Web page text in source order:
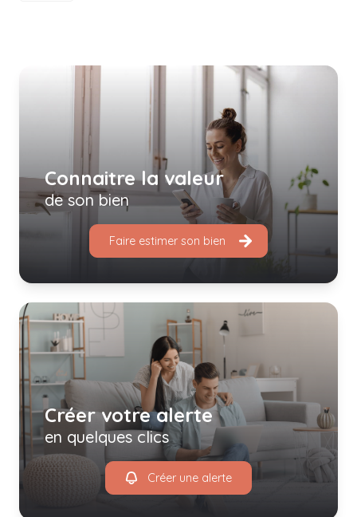
Connaitre la valeur
de son bien
Faire estimer son bien
Créer votre alerte
en quelques clics
Créer une alerte